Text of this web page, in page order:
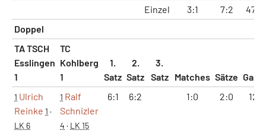
Einzel 3:1 7:2
Doppel
TA TSCH
Esslingen
1
TC
Kohlberg
1
1.
Satz
2.
Satz
3.
Satz
Matches Sätze
1 Ulrich
Reinke 1 ·
LK 6
1 Ralf
Schnizler
4 · LK 15
6:1 6:2 1:0 2:0 12:3